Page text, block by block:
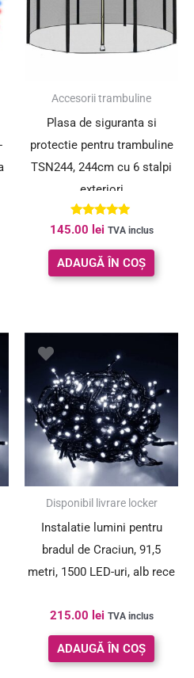
Accesorii trambuline
Plasa de siguranta si
protectie pentru trambuline
TSN244, 244cm cu 6 stalpi
exteriori
Evaluat la
5.00
din 5
145.00 lei TVA inclus
ADAUGĂ ÎN COȘ
Disponibil livrare locker
Instalatie lumini pentru
bradul de Craciun, 91,5
metri, 1500 LED-uri, alb rece
215.00 lei TVA inclus
ADAUGĂ ÎN COȘ